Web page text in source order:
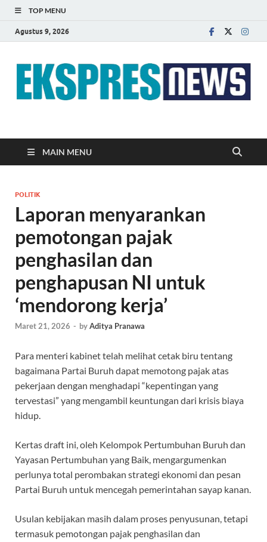
TOP MENU
Agustus 9, 2026
EKSPRES NEWS
MAIN MENU
POLITIK
Laporan menyarankan
pemotongan pajak
penghasilan dan
penghapusan NI untuk
‘mendorong kerja’
Maret 21, 2026 - byAditya Pranawa
Para menteri kabinet telah melihat cetak biru tentang
bagaimana Partai Buruh dapat memotong pajak atas
pekerjaan dengan menghadapi “kepentingan yang
tervestasi” yang mengambil keuntungan dari krisis biaya
hidup.
Kertas draft ini, oleh Kelompok Pertumbuhan Buruh dan
Yayasan Pertumbuhan yang Baik, mengargumenkan
perlunya total perombakan strategi ekonomi dan pesan
Partai Buruh untuk mencegah pemerintahan sayap kanan.
Usulan kebijakan masih dalam proses penyusunan, tetapi
termasuk pemotongan pajak penghasilan dan